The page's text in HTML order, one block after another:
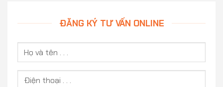
ĐĂNG KÝ TƯ VẤN ONLINE